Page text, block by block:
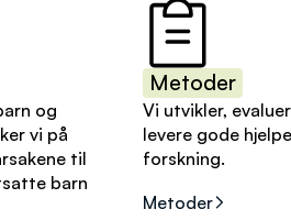
og
vi på
til
barn
Metoder
Vi utvikler,
levere gode
forskning.
Metoder